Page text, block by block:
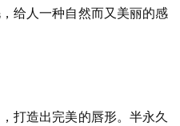
给人一种自然而又美丽的感
打造出完美的唇形。半永久